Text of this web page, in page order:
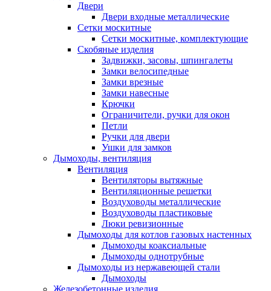
Двери
Двери входные металлические
Сетки москитные
Сетки москитные, комплектующие
Скобяные изделия
Задвижки, засовы, шпингалеты
Замки велосипедные
Замки врезные
Замки навесные
Крючки
Ограничители, ручки для окон
Петли
Ручки для двери
Ушки для замков
Дымоходы, вентиляция
Вентиляция
Вентиляторы вытяжные
Вентиляционные решетки
Воздуховоды металлические
Воздуховоды пластиковые
Люки ревизионные
Дымоходы для котлов газовых настенных
Дымоходы коаксиальные
Дымоходы однотрубные
Дымоходы из нержавеющей стали
Дымоходы
Железобетонные изделия